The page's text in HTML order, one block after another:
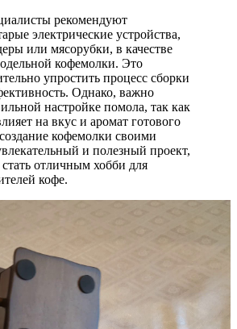
рекомендуют
электрические устройства,
или мясорубки, в качестве
кофемолки. Это
упростить процесс сборки
Однако, важно
настройке помола, так как
на вкус и аромат готового
кофемолки своими
и полезный проект,
отличным хобби для
кофе.